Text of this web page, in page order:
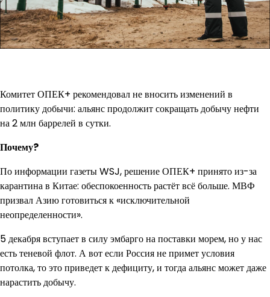
Комитет ОПЕК+ рекомендовал не вносить изменений в
политику добычи: альянс продолжит сокращать добычу нефти
на 2 млн баррелей в сутки.
Почему?
По информации газеты WSJ, решение ОПЕК+ принято из-за
карантина в Китае: обеспокоенность растёт всё больше. МВФ
призвал Азию готовиться к «исключительной
неопределенности».
5 декабря вступает в силу эмбарго на поставки морем, но у нас
есть теневой флот. А вот если Россия не примет условия
потолка, то это приведет к дефициту, и тогда альянс может даже
нарастить добычу.